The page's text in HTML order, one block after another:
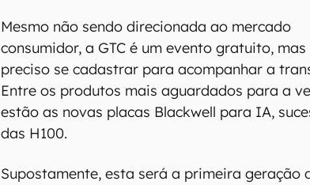
Mesmo não sendo direcionada ao mercado
consumidor, a GTC é um evento gratuito, mas
preciso se cadastrar para acompanhar a
Entre os produtos mais aguardados para a
estão as novas placas Blackwell para IA,
das H100.
Supostamente, esta será a primeira geração